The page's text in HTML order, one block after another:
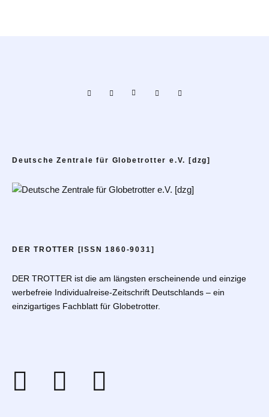
Deutsche Zentrale für Globetrotter e.V. [dzg]
DER TROTTER [ISSN 1860-9031]
DER TROTTER ist die am längsten erscheinende und einzige
werbefreie Individualreise-Zeitschrift Deutschlands – ein
einzigartiges Fachblatt für Globetrotter.